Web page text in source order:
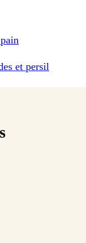
et persil